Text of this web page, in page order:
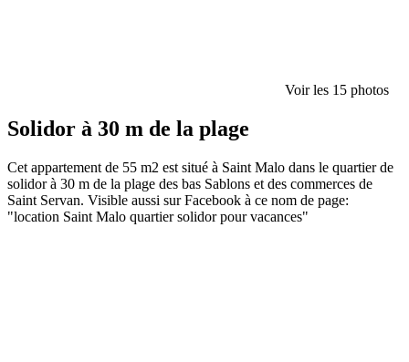
Voir les 15 photos
Solidor à 30 m de la plage
Cet appartement de 55 m2 est situé à Saint Malo dans le quartier de
solidor à 30 m de la plage des bas Sablons et des commerces de
Saint Servan. Visible aussi sur Facebook à ce nom de page:
"location Saint Malo quartier solidor pour vacances"